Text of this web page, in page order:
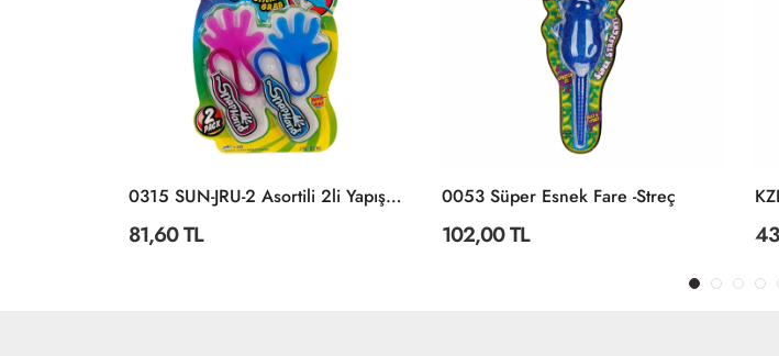
0315 SUN-JRU-2 Asortili 2li Yapışkan El - Sunman
81,60 TL
0053 Süper Esnek Fare -Streç
102,00 TL